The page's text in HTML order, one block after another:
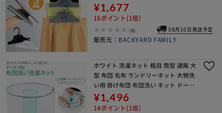
ー スラックスハンガー パンツハンガ
ー クリップ パンツ ズボン クローゼッ
¥1,677
16ポイント(1倍)
(0) 08月10日発送予定
販売元： BACKYARD FAMILY
ホワイト 洗濯ネット 粗目 筒型 通販 大
型 布団 毛布 ランドリーネット 大物洗
い用 掛け布団 布団洗い ネット ドーナ
ツ型 特大 メッシュ ドーナツウォッシ
ュネット ランドリー用品 日用品 雑貨
¥1,496
14ポイント(1倍)